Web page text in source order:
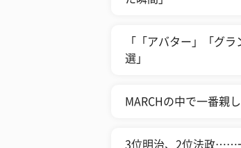
「「アバター」「グ
選」
MARCHの中で一番親
3位明治、2位法政……